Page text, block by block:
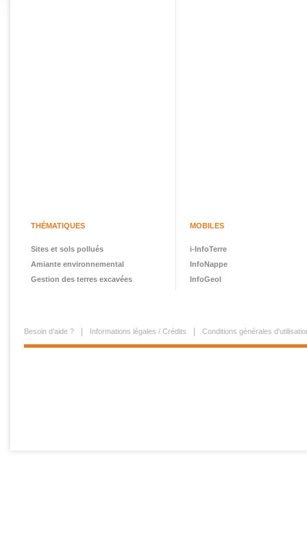
THÉMATIQUES
Sites et sols pollués
Amiante environnemental
Gestion des terres excavées
MOBILES
i-InfoTerre
InfoNappe
InfoGeol
Besoin d'aide ? Informations légales / Crédits Conditions générales